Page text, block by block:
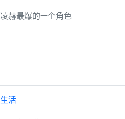
赫最爆的一个角色
活